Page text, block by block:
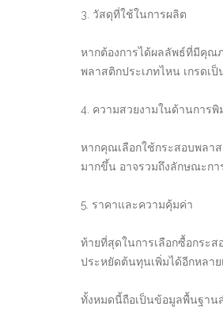
3. วัสดุที่ใช้ในการผลิต
หากต้องการได้ผลลัพธ์ที่มีคุณ
พลาสติกประเภทไหน เกรดเ
4. ความสวยงามในด้านการพิ
หากคุณเลือกใช้กระสอบพลา
มากขึ้น อาจรวมถึงลักษณะก
5. ราคาและความคุ้มค่า
ท้ายที่สุดในการเลือกซื้อกระ
ประหยัดต้นทุนเพิ่มได้อีกหลาย
ทั้งหมดนี้ถือเป็นข้อมูลพื้นฐาน